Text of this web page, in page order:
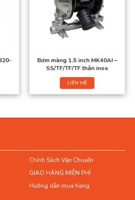
Bơm màng 1.5 inch MK40AI –
SS/TF/TF/TF thân inox
LIÊN HỆ
Chính Sách Vận Chuyển
GIAO HÀNG MIỄN PHÍ
Hướng dẫn mua hàng